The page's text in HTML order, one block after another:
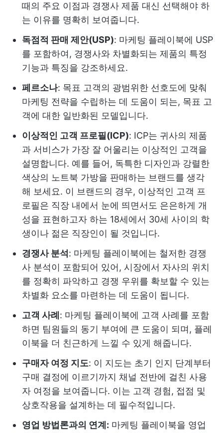
때의 주요 이점과 경쟁사 제품 대신 선택해야 하
는 이유를 명확히 보여줍니다.
독점적 판매 제안(USP): 마케팅 플레이북에 USP
를 포함하여, 경쟁사와 차별화되는 제품의 특정
기능과 특징을 강조하세요.
페르소나: 목표 고객의 광범위한 선호도에 맞춰
마케팅 전략을 수립하는 데 도움이 되는, 목표 고
객에 대한 일반화된 모델입니다.
이상적인 고객 프로필(ICP): ICP는 귀사의 제품
과 서비스가 가장 잘 어울리는 이상적인 고객을
설명합니다. 예를 들어, 독특한 디자인과 강렬한
색상의 노트북 가방을 판매하는 브랜드를 생각
해 보세요. 이 브랜드의 경우, 이상적인 고객 프
로필은 직장 내에서 눈에 띄면서도 은은하게 개
성을 표현하고자 하는 18세에서 30세 사이의 학
생이나 젊은 직장인이 될 것입니다.
경쟁사 분석 : 마케팅 플레이북에는 철저한 경쟁
사 분석이 포함되어 있어, 시장에서 자사의 위치
를 정확히 파악하고 경쟁 우위를 확보할 수 있는
차별화 요소를 마련하는 데 도움이 됩니다.
고객 사례 : 마케팅 플레이북에 고객 사례를 포함
하면 팀원들의 동기 부여에 큰 도움이 되며, 플레
이북을 더 친근하게 느낄 수 있게 해줍니다.
구매자 여정 지도: 이 지도는 초기 인지 단계부터
구매 결정에 이르기까지 채널 전반에 걸친 사용
자 여정을 보여줍니다. 이는 고객 경험, 접점 및
상호작용을 설계하는 데 필수적입니다.
영업 방법론과의 연계: 마케팅 플레이북을 영업